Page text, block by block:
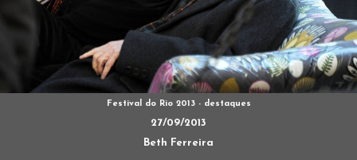
Festival do Rio 2013 - destaques
27/09/2013
Beth Ferreira